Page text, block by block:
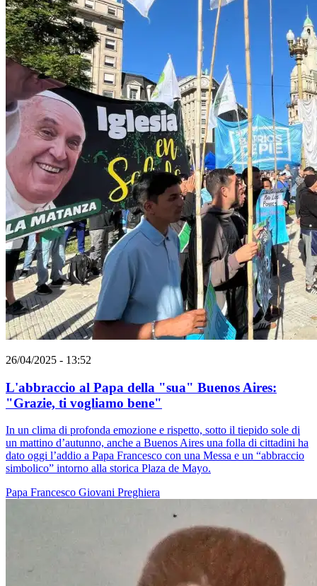
26/04/2025 - 13:52
L'abbraccio al Papa della "sua" Buenos Aires:
"Grazie, ti vogliamo bene"
In un clima di profonda emozione e rispetto, sotto il tiepido sole di
un mattino d’autunno, anche a Buenos Aires una folla di cittadini ha
dato oggi l’addio a Papa Francesco con una Messa e un “abbraccio
simbolico” intorno alla storica Plaza de Mayo.
Papa Francesco Giovani Preghiera